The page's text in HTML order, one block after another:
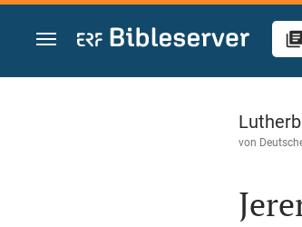
Zum Inhalt springen
von